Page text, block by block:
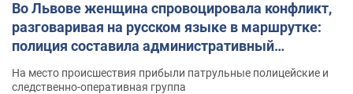
Во Львове женщина спровоцировала конфликт,
разговаривая на русском языке в маршрутке:
полиция составила административный
На место происшествия прибыли патрульные полицейские и
следственно-оперативная группа